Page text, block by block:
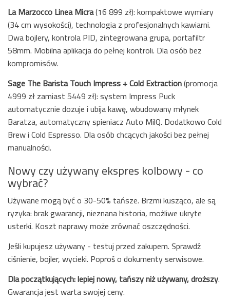
La Marzocco Linea Micra(16 899 zł): kompaktowe wymiary
(34 cm wysokości), technologia z profesjonalnych kawiarni.
Dwa bojlery, kontrola PID, zintegrowana grupa, portafiltr
58mm. Mobilna aplikacja do pełnej kontroli. Dla osób bez
kompromisów.
Sage The Barista Touch Impress + Cold Extraction(promocja
4999 zł zamiast 5449 zł): system Impress Puck
automatycznie dozuje i ubija kawę, wbudowany młynek
Baratza, automatyczny spieniacz Auto MilQ. Dodatkowo Cold
Brew i Cold Espresso. Dla osób chcących jakości bez pełnej
manualności.
Nowy czy używany ekspres kolbowy - co
wybrać?
Używane mogą być o 30-50% tańsze. Brzmi kusząco, ale są
ryzyka: brak gwarancji, nieznana historia, możliwe ukryte
usterki. Koszt naprawy może zrównać oszczędności.
Jeśli kupujesz używany - testuj przed zakupem. Sprawdź
ciśnienie, bojler, wycieki. Poproś o dokumenty serwisowe.
Dla początkujących: lepiej nowy, tańszy niż używany, droższy.
Gwarancja jest warta swojej ceny.